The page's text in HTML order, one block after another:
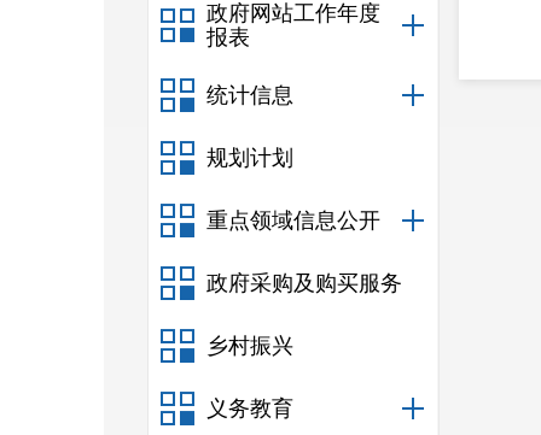
政府网站工作年度
报表
统计信息
规划计划
重点领域信息公开
政府采购及购买服务
乡村振兴
义务教育